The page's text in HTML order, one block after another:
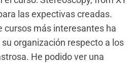
las expectivas creadas.
cursos más interesantes ha
organización respecto a los
He podido ver una